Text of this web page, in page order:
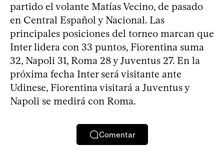
partido el volante Matías Vecino, de pasado
en Central Español y Nacional. Las
principales posiciones del torneo marcan que
Inter lidera con 33 puntos, Fiorentina suma
32, Napoli 31, Roma 28 y Juventus 27. En la
próxima fecha Inter será visitante ante
Udinese, Fiorentina visitará a Juventus y
Napoli se medirá con Roma.
Comentar